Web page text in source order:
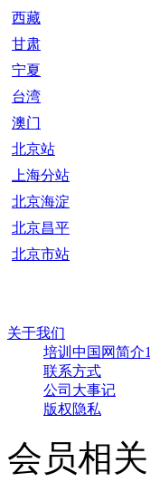
西藏
甘肃
宁夏
台湾
澳门
北京站
上海分站
北京海淀
北京昌平
北京市站
关于我们
培训中国网简介1
联系方式
公司大事记
版权隐私
会员相关